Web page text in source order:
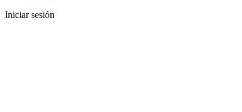
Iniciar sesión